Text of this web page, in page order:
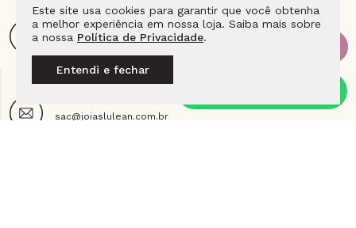
Este site usa cookies para garantir que você obtenha
a melhor experiência em nossa loja. Saiba mais sobre
a nossa Política de Privacidade.
Entendi e fechar
ENDEREÇO
Av. Das Americas 4666 Loja 115E2 Barra da Tijuca,
Cep - 22640-102 - Rio de Janeiro - RJ
sac@joiaslulean.com.br